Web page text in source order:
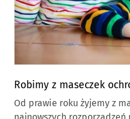
Robimy z maseczek
Od prawie roku żyjemy z